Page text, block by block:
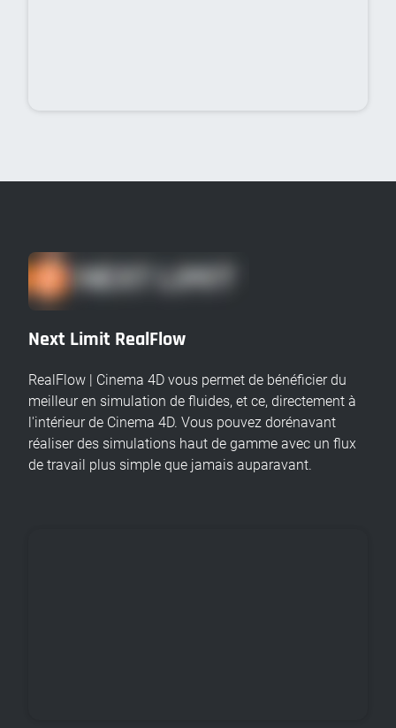
Next Limit RealFlow
RealFlow | Cinema 4D vous permet de bénéficier du
meilleur en simulation de fluides, et ce, directement à
l'intérieur de Cinema 4D. Vous pouvez dorénavant
réaliser des simulations haut de gamme avec un flux
de travail plus simple que jamais auparavant.